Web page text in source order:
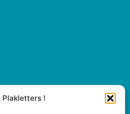
Plakletters !